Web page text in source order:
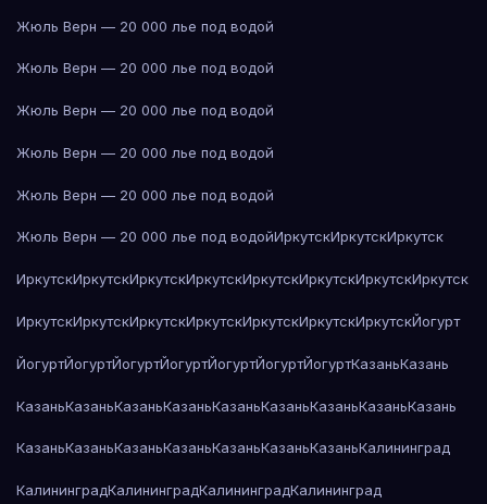
Жюль Верн — 20 000 лье под водой
Жюль Верн — 20 000 лье под водой
Жюль Верн — 20 000 лье под водой
Жюль Верн — 20 000 лье под водой
Жюль Верн — 20 000 лье под водой
Жюль Верн — 20 000 лье под водойИркутскИркутскИркутск
ИркутскИркутскИркутскИркутскИркутскИркутскИркутскИркутск
ИркутскИркутскИркутскИркутскИркутскИркутскИркутскЙогурт
ЙогуртЙогуртЙогуртЙогуртЙогуртЙогуртЙогуртКазаньКазань
КазаньКазаньКазаньКазаньКазаньКазаньКазаньКазаньКазань
КазаньКазаньКазаньКазаньКазаньКазаньКазаньКалининград
КалининградКалининградКалининградКалининград